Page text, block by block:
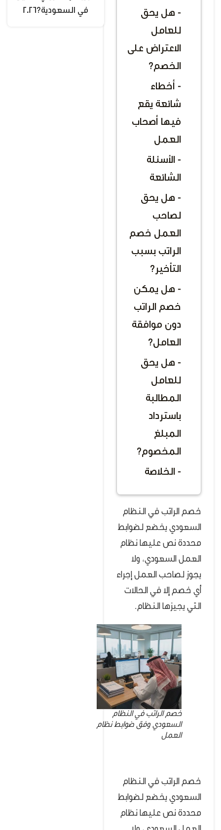
- هل يحق
للعامل
الاعتراض على
الخصم؟
- أخطاء
شائعة يقع
فيها أصحاب
العمل
- الأسئلة
الشائعة
- هل يحق
لصاحب
العمل خصم
الراتب بسبب
التأخير؟
- هل يمكن
خصم الراتب
دون موافقة
العامل؟
- هل يحق
للعامل
المطالبة
باسترداد
المبلغ
المخصوم؟
- الخلاصة
خصم الراتب في النظام
السعودي يخضع لضوابط
محددة نص عليها نظام
العمل السعودي، ولا
يجوز لصاحب العمل إجراء
أي خصم إلا في الحالات
التي يجيزها النظام.
خصم الراتب في النظام
السعودي وفق ضوابط نظام
العمل
خصم الراتب في النظام
السعودي يخضع لضوابط
محددة نص عليها نظام
في السعودية؟2026